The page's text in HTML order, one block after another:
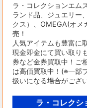
ラ・コレクションエム
ランド品、ジュエリー
クス）、OMEGA(オメ
売！
人気アイテムも豊富に
現金即金にて買い取り
券など金券買取中！ご
は高価買取中！(※一部
扱いになる場合がござ
ラ・コレク